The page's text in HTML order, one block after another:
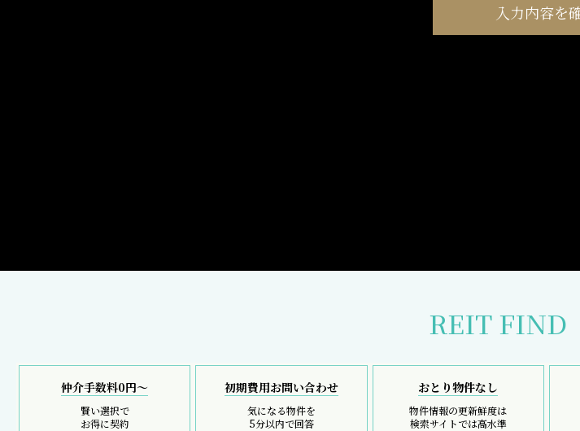
REIT FIND
仲介手数料0円～
賢い選択で
お得に契約
初期費用お問い合わせ
気になる物件を
5分以内で回答
おとり物件なし
物件情報の更新鮮度は
検索サイトでは高水準